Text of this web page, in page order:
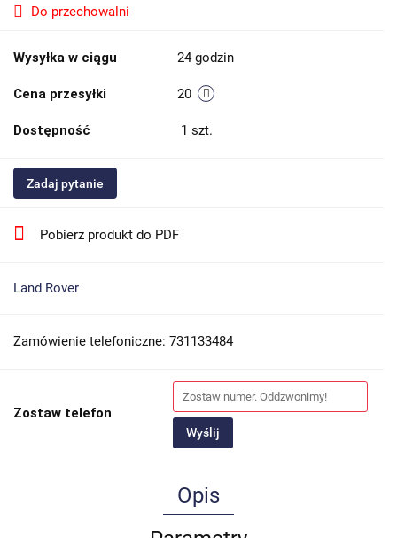
Do przechowalni
Wysyłka w ciągu 24 godzin
Cena przesyłki 20
Dostępność 1 szt.
Zadaj pytanie
Pobierz produkt do PDF
Land Rover
Zamówienie telefoniczne: 731133484
Zostaw telefon
Wyślij
Opis